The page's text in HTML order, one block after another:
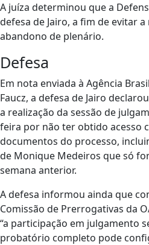
A juíza determinou que a
defesa de Jairo, a fim de evitar
abandono de plenário.
Defesa
Em nota enviada à Agência
Faucz, a defesa de Jairo
a realização da sessão de
feira por não ter obtido acesso
documentos do processo,
de Monique Medeiros que só
semana anterior.
A defesa informou ainda que
Comissão de Prerrogativas da
“a participação em julgamento
probatório completo pode